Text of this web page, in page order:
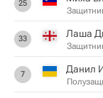
25
33 Лаша
7 Данил